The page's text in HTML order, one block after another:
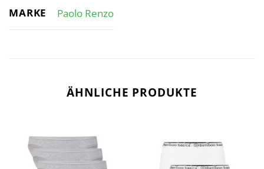
MARKE Paolo Renzo
ÄHNLICHE PRODUKTE